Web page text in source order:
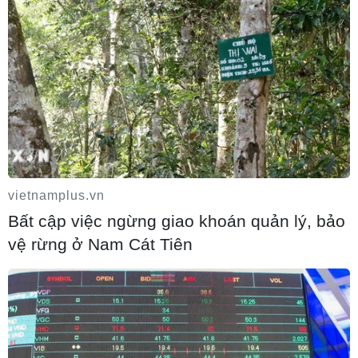
06/08/2026 15:36
Xăng dầu trong nước đồng loạt giảm,
E10RON95-III xuống còn 22.324 đồng/lít
06/08/2026 15:07
Cà Mau triển khai đợt cao điểm chống
khai thác IUU
Hàn Quốc mở rộng điều tra nghi vấn
thông đồng giá sang ngành hóa dầu
vietnamplus.vn
Bất cập việc ngừng giao khoán quản lý, bảo
vệ rừng ở Nam Cát Tiên